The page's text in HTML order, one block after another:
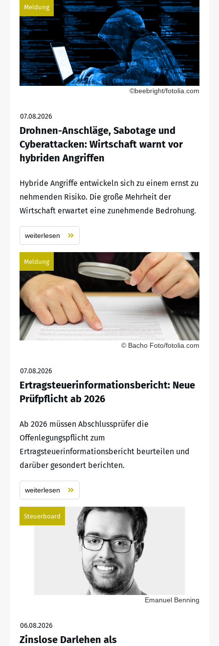
Meldung
©beebright/fotolia.com
07.08.2026
Drohnen-Anschläge, Sabotage und
Cyberattacken: Wirtschaft warnt vor
hybriden Angriffen
Hybride Angriffe entwickeln sich zu einem ernst zu
nehmenden Risiko. Die große Mehrheit der
Wirtschaft erwartet eine zunehmende Bedrohung.
weiterlesen
Meldung
© Bacho Foto/fotolia.com
07.08.2026
Ertragsteuerinformationsbericht: Neue
Prüfpflicht ab 2026
Ab 2026 müssen Abschlussprüfer die
Offenlegungspflicht zum
Ertragsteuerinformationsbericht beurteilen und
darüber gesondert berichten.
weiterlesen
Steuerboard
Emanuel Benning
06.08.2026
Zinslose Darlehen als